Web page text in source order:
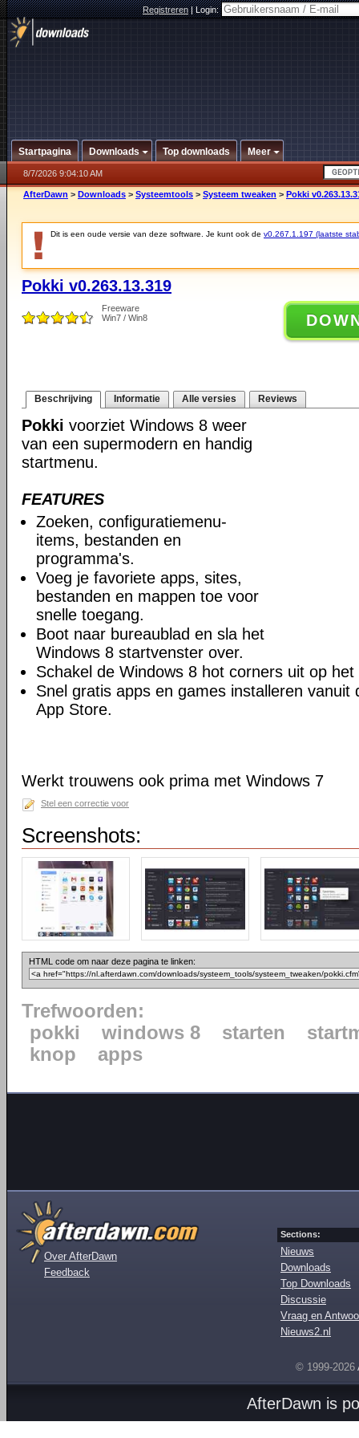
Registreren|Login:
Startpagina Downloads Top downloads Meer
8/7/2026 9:04:10 AM
AfterDawn > Downloads > Systeemtools > Systeem tweaken > Pokki
Dit is een oude versie van deze software. Je kunt ook de v0.267.1.197 (laatste
Pokki v0.263.13.319
Freeware
Win7 / Win8
Beschrijving Informatie Alle versies Reviews
Pokki voorziet Windows 8 weer
van een supermodern en handig
startmenu.
FEATURES
Zoeken, configuratiemenu-
items, bestanden en
programma's.
Voeg je favoriete apps, sites,
bestanden en mappen toe voor
snelle toegang.
Boot naar bureaublad en sla het
Windows 8 startvenster over.
Schakel de Windows 8 hot corners uit op
Snel gratis apps en games installeren vanuit
App Store.
Werkt trouwens ook prima met Windows 7
Stel een correctie voor
Screenshots:
HTML code om naar deze pagina te linken:
Trefwoorden:
pokki
windows 8 starten
knop
apps
Over AfterDawn
Feedback
Sections:
Nieuws
Downloads
Top Downloads
Discussie
Vraag en
Nieuws2.nl
© 1999-2026
AfterDawn is